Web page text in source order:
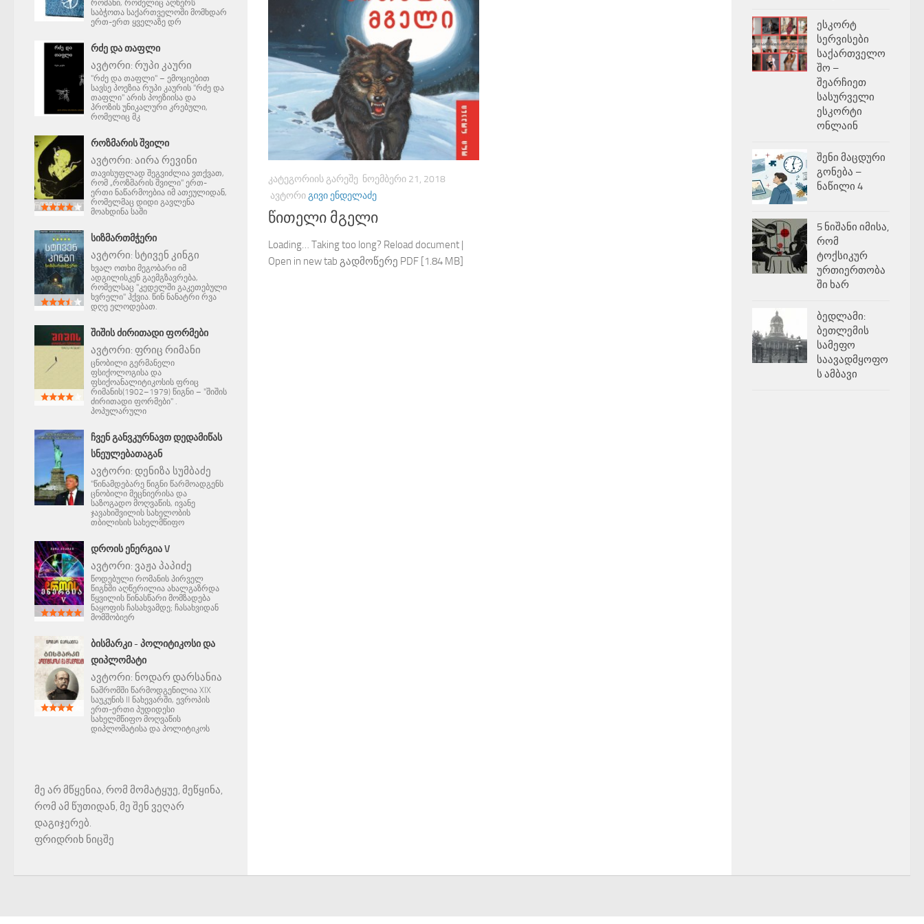
ᲙᲐᲢᲔᲒᲝᲠᲘᲘᲡ ᲒᲐᲠᲔᲨᲔ ᲜᲝᲔᲛᲑᲔᲠᲘ 21, 2018
ᲐᲕᲢᲝᲠᲘᲒᲘᲕᲘ ᲔᲜᲓᲔᲚᲐᲫᲔ
წითელი მგელი
Loading… Taking too long? Reload document |
Open in new tab გადმოწერე PDF [1.84 MB]
რომანი, რომელიც აღწერს
საბჭოთა საქართველოში მომხდარ
ერთ-ერთ ყველაზე დრ
ᲠᲫᲔ ᲓᲐ ᲗᲐᲤᲚᲘ
ავტორი: რუპი კაური
"რძე და თაფლი" – ემოციებით
სავსე პოეზია რუპი კაურის "რძე და
თაფლი" არის პოეზიისა და
პროზის უნიკალური კრებული,
რომელიც მკ
ᲠᲝᲖᲛᲐᲠᲘᲡ ᲨᲕᲘᲚᲘ
ავტორი: აირა რევინი
თავისუფლად შეგვიძლია ვთქვათ,
რომ „როზმარის შვილი" ერთ-
ერთი ნაწარმოებია იმ ათეულიდან,
რომელმაც დიდი გავლენა
მოახდინა საში
ᲡᲘᲖᲛᲐᲠᲗᲛᲭᲔᲠᲘ
ავტორი: სტივენ კინგი
ხვალ ოთხი მეგობარი იმ
ადგილისკენ გაემგზავრება,
რომელსაც "კედელში გაკეთებული
ხვრელი" ჰქვია. წინ ნანატრი რვა
დღე ელოდებათ.
ᲨᲘᲨᲘᲡ ᲫᲘᲠᲘᲗᲐᲓᲘ ᲤᲝᲠᲛᲔᲑᲘ
ავტორი: ფრიც რიმანი
ცნობილი გერმანელი
ფსიქოლოგისა და
ფსიქოანალიტიკოსის ფრიც
რიმანის(1902–1979) წიგნი – "შიშის
ძირითადი ფორმები" .
პოპულარული
ᲩᲕᲔᲜ ᲒᲐᲜᲕᲙᲣᲠᲜᲐᲕᲗ ᲓᲔᲓᲐᲛᲘᲬᲐᲡ
ᲡᲜᲔᲣᲚᲔᲑᲐᲗᲐᲒᲐᲜ
ავტორი: დენიზა სუმბაძე
"წინამდებარე წიგნი წარმოადგენს
ცნობილი მეცნიერისა და
საზოგადო მოღვაწის, ივანე
ჯავახიშვილის სახელობის
თბილისის სახელმწიფო
ᲓᲠᲝᲘᲡ ᲔᲜᲔᲠᲒᲘᲐ V
ავტორი: ვაჟა პაპიძე
წოდებული რომანის პირველ
წიგნში აღწერილია ახალგაზრდა
წყვილის წინასწარი მომზადება
ნაყოფის ჩასახვამდე; ჩასახვიდან
მომშობიერ
ᲑᲘᲡᲛᲐᲠᲙᲘ - ᲞᲝᲚᲘᲢᲘᲙᲝᲡᲘ ᲓᲐ
ᲓᲘᲞᲚᲝᲛᲐᲢᲘ
ავტორი: ნოდარ დარსანია
ნაშრომში წარმოდგენილია XIX
საუკუნის II ნახევარში, ევროპის
ერთ-ერთი პუდიდესი
სახელმწიფო მოღვაწის
დიპლომატისა და პოლიტიკოს
მე არ მწყენია, რომ მომატყუე, მეწყინა,
რომ ამ წუთიდან, მე შენ ვეღარ
დაგიჯერებ.
ფრიდრიხ ნიცშე
ესკორტ
სერვისები
საქართველო
შო –
შეარჩიეთ
სასურველი
ესკორტი
ონლაინ
შენი მაცდური
გონება –
ნაწილი 4
5 ნიშანი იმისა,
რომ
ტოქსიკურ
ურთიერთობა
ში ხარ
ბედლამი:
ბეთლემის
სამეფო
საავადმყოფო
ს ამბავი